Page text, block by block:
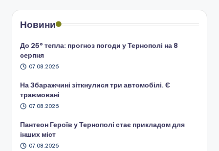
Новини
До 25° тепла: прогноз погоди у Тернополі на 8
серпня
07.08.2026
На Збаражчині зіткнулися три автомобілі. Є
травмовані
07.08.2026
Пантеон Героїв у Тернополі стає прикладом для
інших міст
07.08.2026